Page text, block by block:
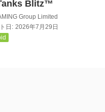
Blitz™
Group Limited
日: 2026年7月29日